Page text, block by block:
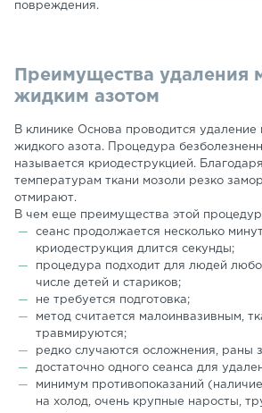
повреждения.
Преимущества удаления
жидким азотом
В клинике Основа проводится
жидкого азота. Процедура
называется криодеструкцией.
температурам ткани мозоли резко
отмирают.
В чем еще преимущества этой
сеанс продолжается несколько
криодеструкция длится секунды;
процедура подходит для людей
числе детей и стариков;
не требуется подготовка;
метод считается малоинвазивным,
травмируются;
редко случаются осложнения, раны
достаточно одного сеанса для
минимум противопоказаний
на холод, очень крупные наросты,